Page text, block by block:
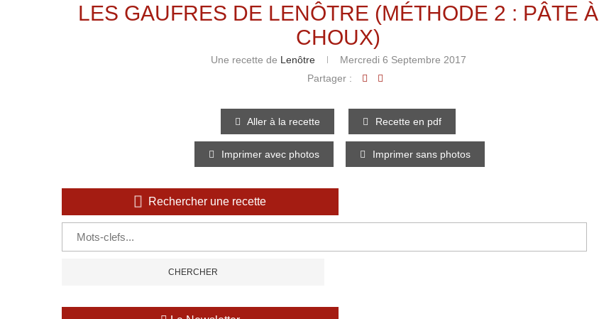
LES GAUFRES DE LENÔTRE (MÉTHODE 2 : PÂTE À
CHOUX)
Une recette de Lenôtre
Mercredi 6 Septembre 2017
Partager :
Aller à la recette Recette en pdf
Imprimer avec photos Imprimer sans photos
Rechercher une recette